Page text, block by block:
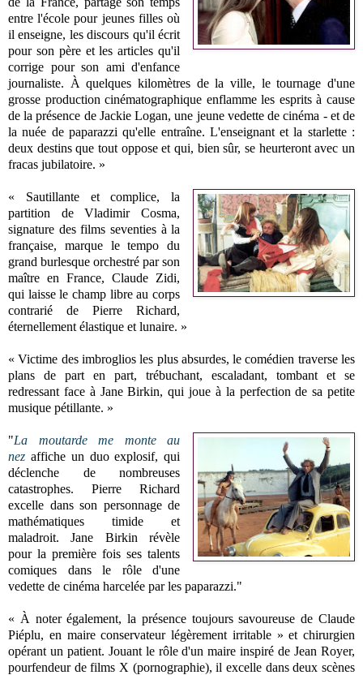
entre l'école pour jeunes filles où
il enseigne, les discours qu'il écrit
pour son père et les articles qu'il
corrige pour son ami d'enfance
journaliste. À quelques kilomètres de la ville, le tournage d'une
grosse production cinématographique enflamme les esprits à cause
de la présence de Jackie Logan, une jeune vedette de cinéma - et de
la nuée de paparazzi qu'elle entraîne. L'enseignant et la starlette :
deux destins que tout oppose et qui, bien sûr, se heurteront avec un
fracas jubilatoire. »
« Sautillante et complice, la
partition de Vladimir Cosma,
signature des films seventies à la
française, marque le tempo du
grand burlesque orchestré par son
maître en France, Claude Zidi,
qui laisse le champ libre au corps
contrarié de Pierre Richard,
éternellement élastique et lunaire. »
« Victime des imbroglios les plus absurdes, le comédien traverse les
plans de part en part, trébuchant, escaladant, tombant et se
redressant face à Jane Birkin, qui joue à la perfection de sa petite
musique pétillante. »
"La moutarde me monte au
nez affiche un duo explosif, qui
déclenche de nombreuses
catastrophes. Pierre Richard
excelle dans son personnage de
mathématiques timide et
maladroit. Jane Birkin révèle
pour la première fois ses talents
comiques dans le rôle d'une
vedette de cinéma harcelée par les paparazzi."
« À noter également, la présence toujours savoureuse de Claude
Piéplu, en maire conservateur légèrement irritable » et chirurgien
opérant un patient. Jouant le rôle d'un maire inspiré de Jean Royer,
pourfendeur de films X (pornographie), il excelle dans deux scènes